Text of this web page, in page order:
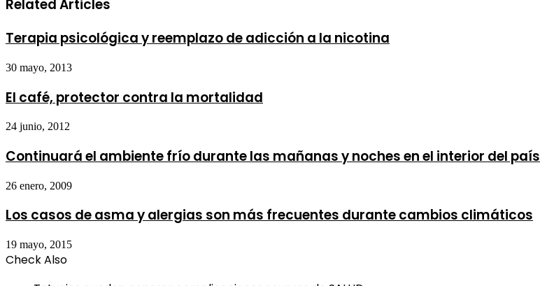
Related Articles
Terapia psicológica y reemplazo de adicción a la nicotina
30 mayo, 2013
El café, protector contra la mortalidad
24 junio, 2012
Continuará el ambiente frío durante las mañanas y noches en el interior del país
26 enero, 2009
Los casos de asma y alergias son más frecuentes durante cambios climáticos
19 mayo, 2015
Check Also